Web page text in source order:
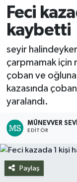
Feci
kaybetti
seyir
çarpmamak için
çoban ve
kazasında
yaralandı.
MÜNEVVER
EDITÖR
Paylaş
Ekonomi
Şırnak
Sağlık
Eğitim
Kültür -
Şirnak
Şırnak
Süper Lig
Tüm
Son Dakika
Haber Arşivi